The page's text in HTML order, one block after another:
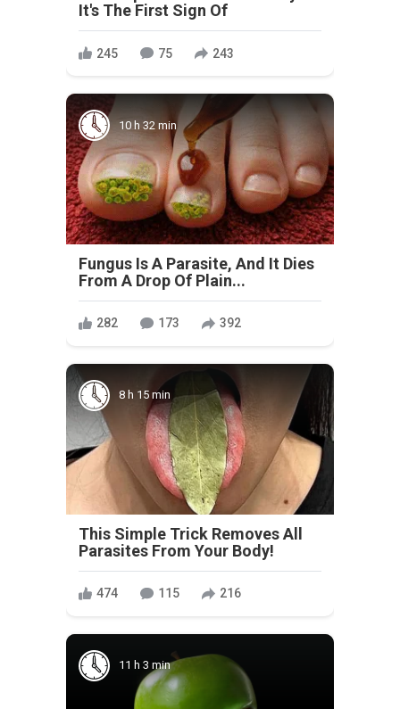
It's The First Sign Of
245 75 243
10 h 32 min
Fungus Is A Parasite, And It Dies
From A Drop Of Plain...
282 173 392
8 h 15 min
This Simple Trick Removes All
Parasites From Your Body!
474 115 216
11 h 3 min